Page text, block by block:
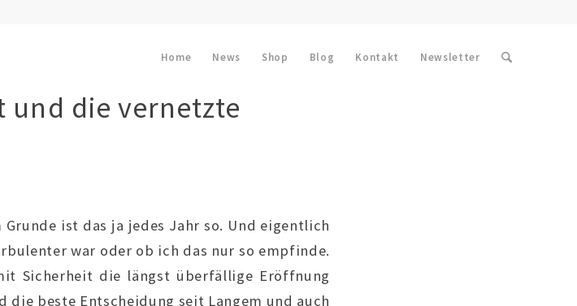
Home News Shop Blog Kontakt Newsletter
und die vernetzte
ist das ja jedes Jahr so. Und eigentlich
war oder ob ich das nur so empfinde.
Sicherheit die längst überfällige Eröffnung
die beste Entscheidung seit Langem und auch